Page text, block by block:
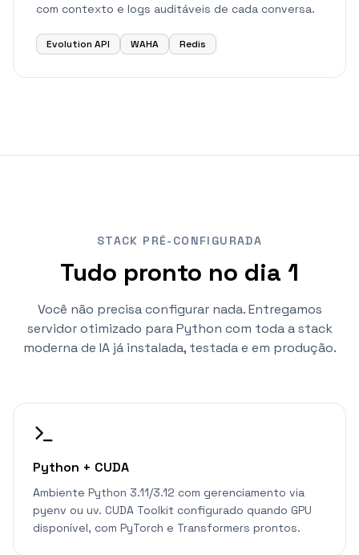
com contexto e logs auditáveis de cada conversa.
Evolution API WAHA Redis
STACK PRÉ-CONFIGURADA
Tudo pronto no dia 1
Você não precisa configurar nada. Entregamos
servidor otimizado para Python com toda a stack
moderna de IA já instalada, testada e em produção.
Python + CUDA
Ambiente Python 3.11/3.12 com gerenciamento via
pyenv ou uv. CUDA Toolkit configurado quando GPU
disponível, com PyTorch e Transformers prontos.